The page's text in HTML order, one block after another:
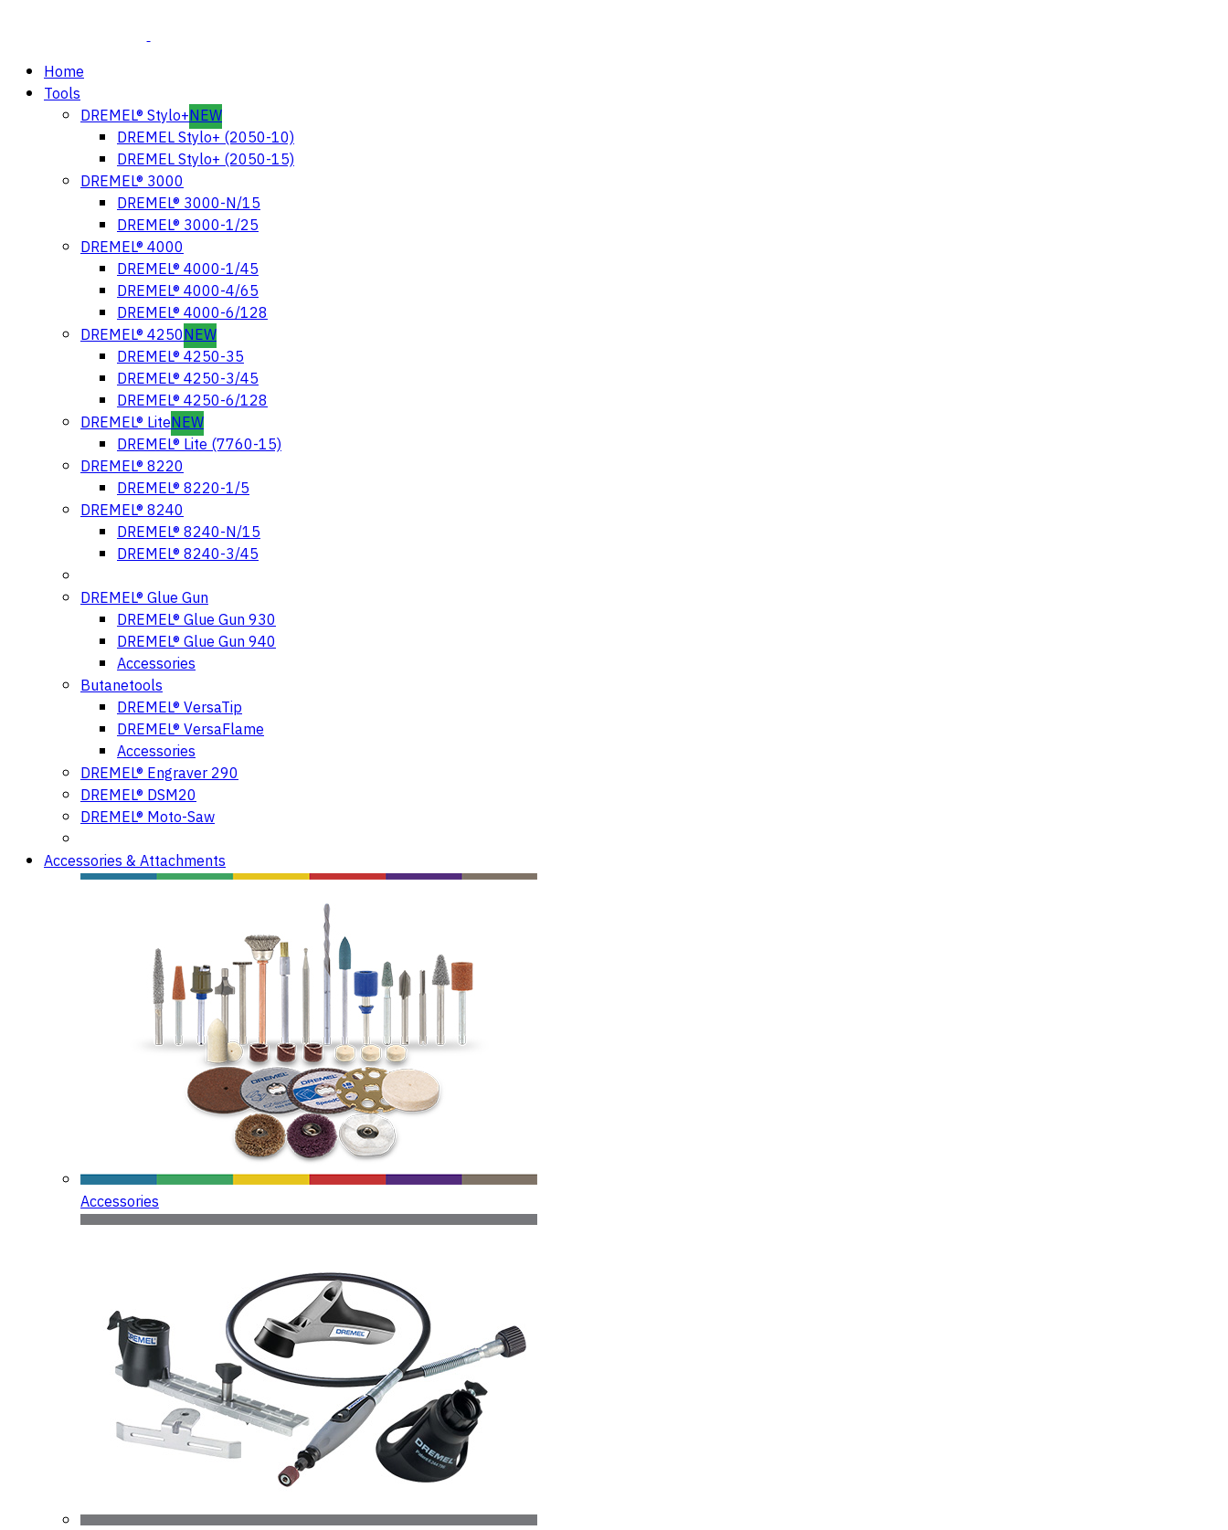
Home
Tools
DREMEL® Stylo+NEW
DREMEL Stylo+ (2050-10)
DREMEL Stylo+ (2050-15)
DREMEL® 3000
DREMEL® 3000-N/15
DREMEL® 3000-1/25
DREMEL® 4000
DREMEL® 4000-1/45
DREMEL® 4000-4/65
DREMEL® 4000-6/128
DREMEL® 4250NEW
DREMEL® 4250-35
DREMEL® 4250-3/45
DREMEL® 4250-6/128
DREMEL® LiteNEW
DREMEL® Lite (7760-15)
DREMEL® 8220
DREMEL® 8220-1/5
DREMEL® 8240
DREMEL® 8240-N/15
DREMEL® 8240-3/45
DREMEL® Glue Gun
DREMEL® Glue Gun 930
DREMEL® Glue Gun 940
Accessories
Butanetools
DREMEL® VersaTip
DREMEL® VersaFlame
Accessories
DREMEL® Engraver 290
DREMEL® DSM20
DREMEL® Moto-Saw
Accessories & Attachments
Accessories